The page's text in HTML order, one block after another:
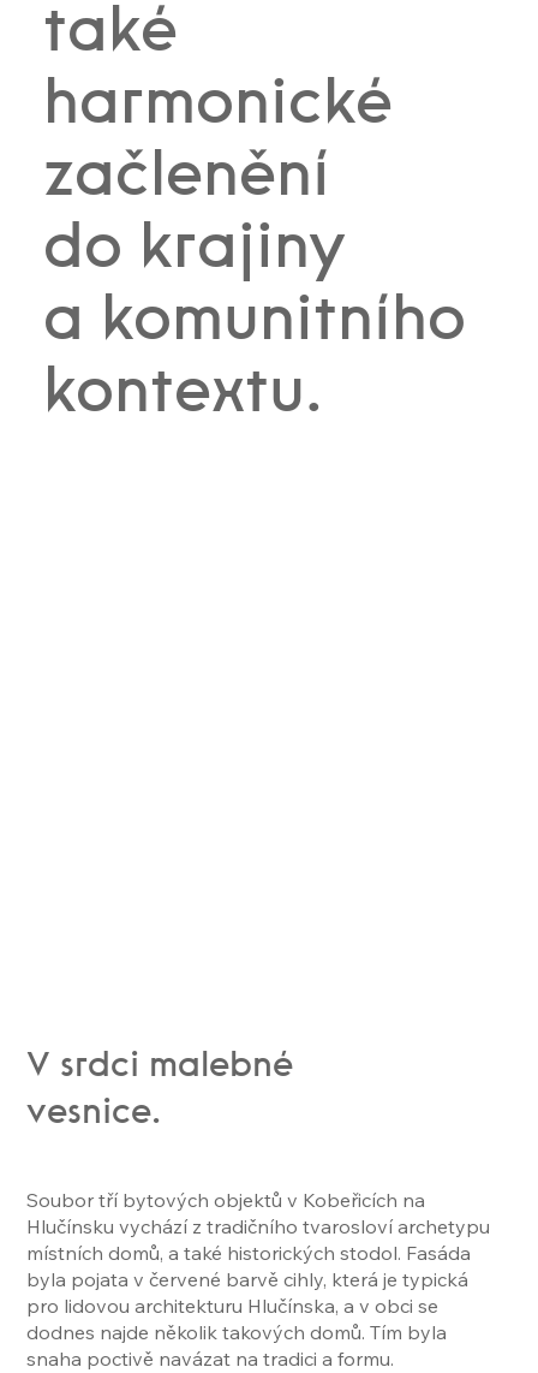
také
harmonické
začlenění
do krajiny
a komunitního
kontextu.
V srdci malebné
vesnice.
Soubor tří bytových objektů v Kobeřicích na
Hlučínsku vychází z tradičního tvarosloví archetypu
místních domů, a také historických stodol. Fasáda
byla pojata v červené barvě cihly, která je typická
pro lidovou architekturu Hlučínska, a v obci se
dodnes najde několik takových domů. Tím byla
snaha poctivě navázat na tradici a formu.